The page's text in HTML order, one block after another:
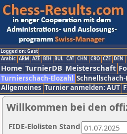
Logged on: Gast
Arabic ARM AZE BIH BUL CAT CHN CRO CZE DEN
Home TurnierDB Meisterschaft
Turnierschach-Elozahl Schnellschach-
Allgemeines Turnier anmelden: AUT
Willkommen bei den
FIDE-Elolisten Stand